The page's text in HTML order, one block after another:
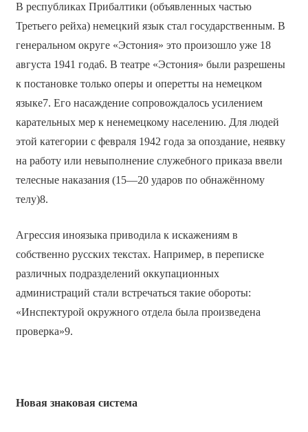
В республиках Прибалтики (объявленных частью
Третьего рейха) немецкий язык стал государственным. В
генеральном округе «Эстония» это произошло уже 18
августа 1941 года6. В театре «Эстония» были разрешены
к постановке только оперы и оперетты на немецком
языке7. Его насаждение сопровождалось усилением
карательных мер к ненемецкому населению. Для людей
этой категории с февраля 1942 года за опоздание, неявку
на работу или невыполнение служебного приказа ввели
телесные наказания (15—20 ударов по обнажённому
телу)8.
Агрессия иноязыка приводила к искажениям в
собственно русских текстах. Например, в переписке
различных подразделений оккупационных
администраций стали встречаться такие обороты:
«Инспектурой окружного отдела была произведена
проверка»9.
Новая знаковая система